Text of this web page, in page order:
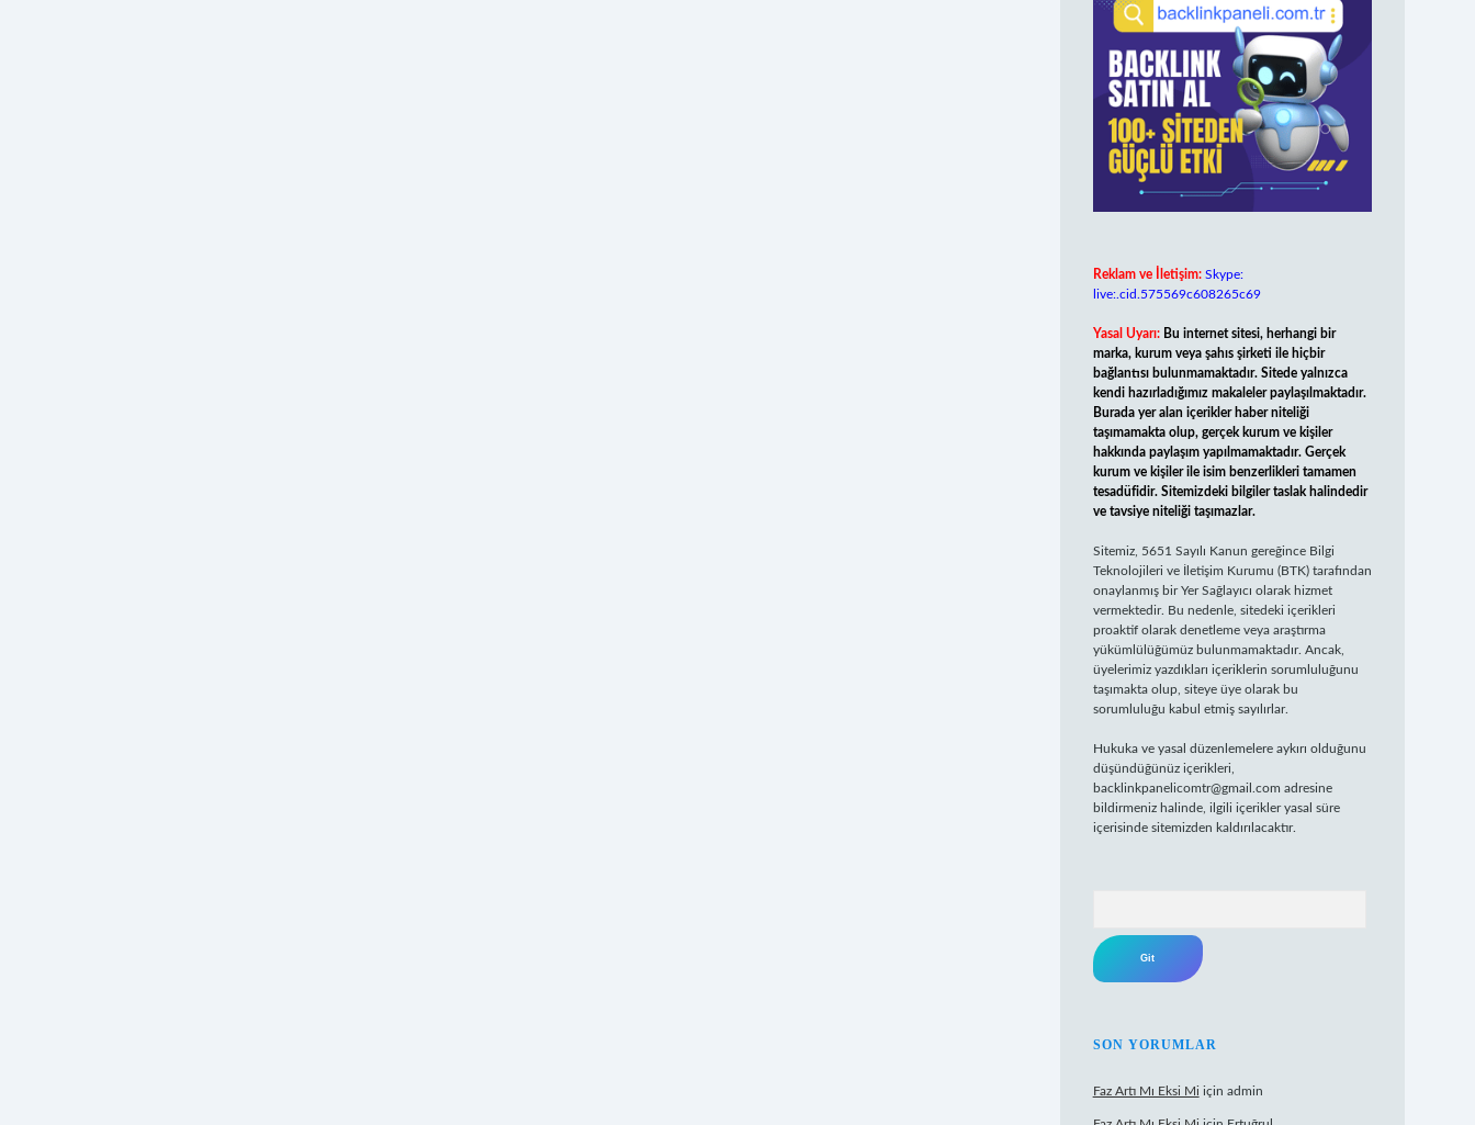
Reklam ve İletişim: Skype:
live:.cid.575569c608265c69
Yasal Uyarı: Bu internet sitesi, herhangi bir
marka, kurum veya şahıs şirketi ile hiçbir
bağlantısı bulunmamaktadır. Sitede yalnızca
kendi hazırladığımız makaleler paylaşılmaktadır.
Burada yer alan içerikler haber niteliği
taşımamakta olup, gerçek kurum ve kişiler
hakkında paylaşım yapılmamaktadır. Gerçek
kurum ve kişiler ile isim benzerlikleri tamamen
tesadüfidir. Sitemizdeki bilgiler taslak halindedir
ve tavsiye niteliği taşımazlar.
Sitemiz, 5651 Sayılı Kanun gereğince Bilgi
Teknolojileri ve İletişim Kurumu (BTK) tarafından
onaylanmış bir Yer Sağlayıcı olarak hizmet
vermektedir. Bu nedenle, sitedeki içerikleri
proaktif olarak denetleme veya araştırma
yükümlülüğümüz bulunmamaktadır. Ancak,
üyelerimiz yazdıkları içeriklerin sorumluluğunu
taşımakta olup, siteye üye olarak bu
sorumluluğu kabul etmiş sayılırlar.
Hukuka ve yasal düzenlemelere aykırı olduğunu
düşündüğünüz içerikleri,
backlinkpanelicomtr@gmail.com adresine
bildirmeniz halinde, ilgili içerikler yasal süre
içerisinde sitemizden kaldırılacaktır.
SON YORUMLAR
Faz Artı Mı Eksi Mi için admin